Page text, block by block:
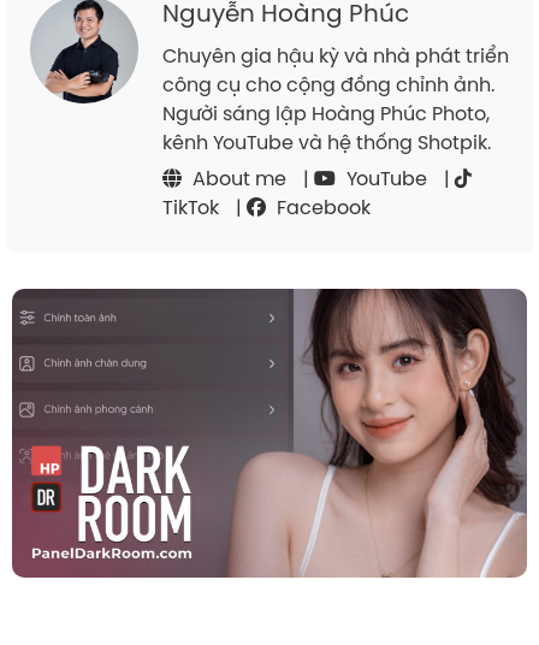
Nguyễn Hoàng Phúc
Chuyên gia hậu kỳ và nhà phát triển
công cụ cho cộng đồng chỉnh ảnh.
Người sáng lập Hoàng Phúc Photo,
kênh YouTube và hệ thống Shotpik.
About me
| YouTube
|
TikTok
| Facebook